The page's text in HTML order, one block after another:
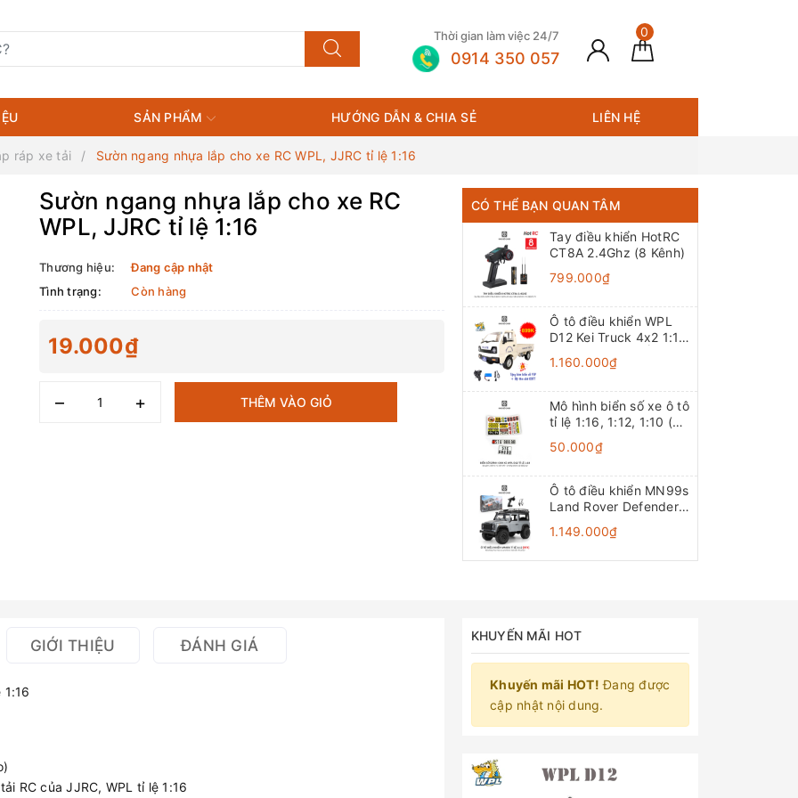
0
Thời gian làm việc 24/7
0914 350 057
SẢN PHẨM HƯỚNG DẪN & CHIA SẺ LIÊN HỆ
ráp xe tải Sườn ngang nhựa lắp cho xe RC WPL, JJRC tỉ lệ 1:16
Sườn ngang nhựa lắp cho xe RC
WPL, JJRC tỉ lệ 1:16
Thương hiệu:
Đang cập nhật
Tình trạng:
Còn hàng
19.000₫
– + THÊM VÀO GIỎ
CÓ THỂ BẠN QUAN TÂM
Tay điều khiển HotRC
CT8A 2.4Ghz (8 Kênh)
799.000₫
Ô tô điều khiển WPL
D12 Kei Truck 4x2 1:10
TEM CHỮ]
1.160.000₫
Mô hình biển số xe ô tô
tỉ lệ 1:16, 1:12, 1:10 (Đồ
50.000₫
Ô tô điều khiển MN99s
Land Rover Defender
BIỂN + STICKER]
1.149.000₫
GIỚI THIỆU ĐÁNH GIÁ
RC của JJRC, WPL tỉ lệ 1:16
KHUYẾN MÃI HOT
Khuyến mãi HOT! Đang được
cập nhật nội dung.